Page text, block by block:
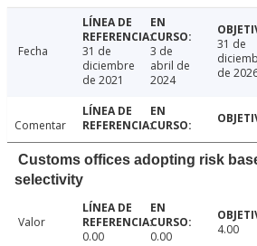
Fecha
31 de
diciembre
de 2021
3 de
abril de
2024
31 de
de
Comentar
Customs offices adopting risk
selectivity
Valor
0.00
0.00 4.00